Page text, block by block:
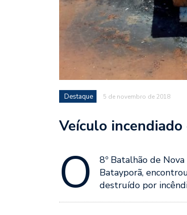
Destaque 5 de novembro de 2018
Veículo
O
8º Batalhão de
Batayporã,
destruído por